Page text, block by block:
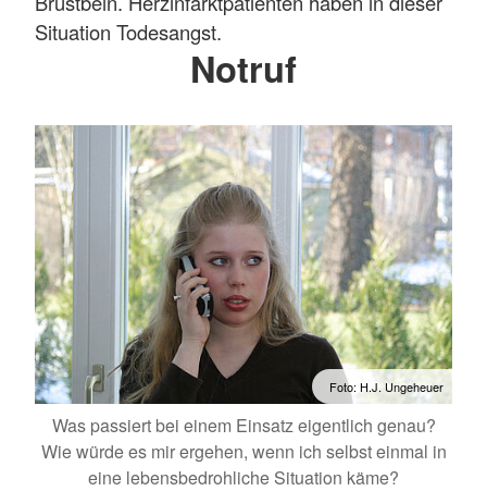
Situation Todesangst.
Notruf
Foto: H.J. Ungeheuer
Was passiert bei einem Einsatz eigentlich genau?
Wie würde es mir ergehen, wenn ich selbst einmal in
eine lebensbedrohliche Situation käme?